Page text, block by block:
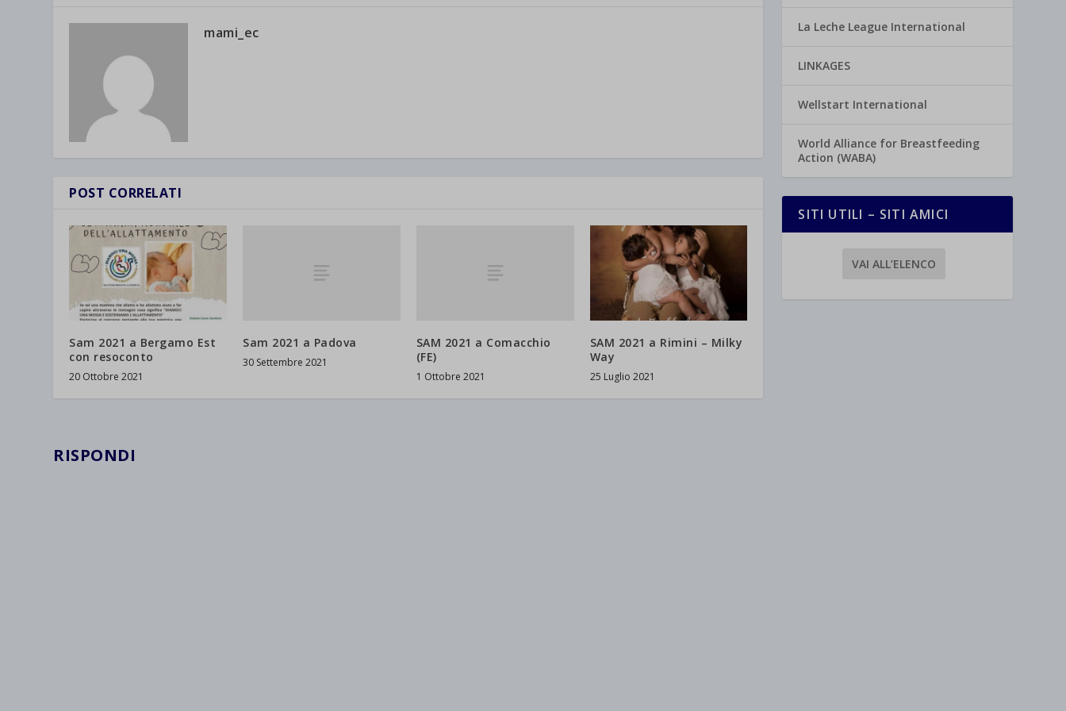
mami_ec
POST CORRELATI
Sam 2021 a Bergamo Est
con resoconto
20 Ottobre 2021
Sam 2021 a Padova
30 Settembre 2021
SAM 2021 a Comacchio
(FE)
1 Ottobre 2021
SAM 2021 a Rimini – Milky
Way
25 Luglio 2021
RISPONDI
La Leche League International
LINKAGES
Wellstart International
World Alliance for Breastfeeding
Action (WABA)
SITI UTILI – SITI AMICI
VAI ALL’ELENCO